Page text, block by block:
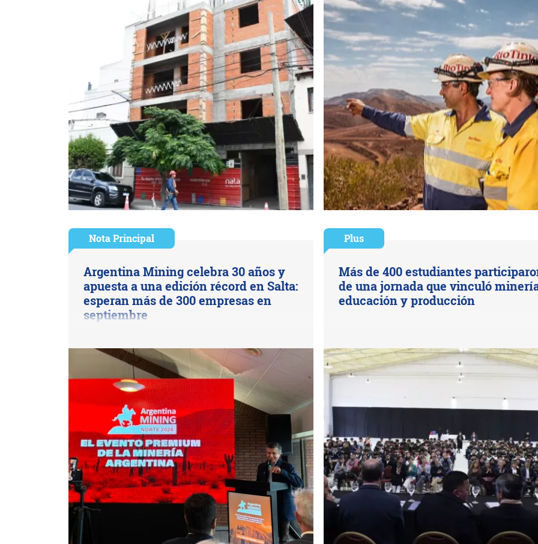
Nota Principal
Argentina Mining celebra 30 años y
apuesta a una edición récord en Salta:
esperan más de 300 empresas en
septiembre
Plus
Más de 400 estudiantes
de una jornada que vinculó
educación y producción